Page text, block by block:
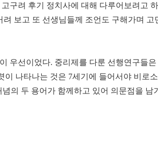
구려 후기 정치사에 대해 다루어보려고
보고 또 선생님들께 조언도 구해가며 고
선이었다. 중리제를 다룬 선행연구들은
나타나는 것은 7세기에 들어서야 비로
의 두 용어가 함께하고 있어 의문점을 남